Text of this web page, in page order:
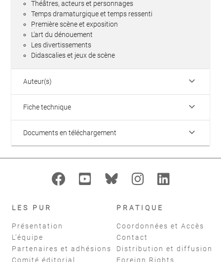
Théâtres, acteurs et personnages
Temps dramaturgique et temps ressenti
Première scène et exposition
L'art du dénouement
Les divertissements
Didascalies et jeux de scène
Auteur(s) keyboard_arrow_down
Fiche technique keyboard_arrow_down
Documents en téléchargement keyboard_arrow_down
LES PUR
Présentation
L'équipe
Partenaires et adhésions
Comité éditorial
PRATIQUE
Coordonnées et Accès
Contact
Distribution et diffusion
Foreign Rights